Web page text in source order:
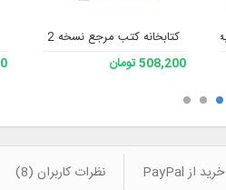
کتابخانه کتب مرجع نسخه 2
508,200 تومان
خرید از PayPal نظرات کاربران (8)